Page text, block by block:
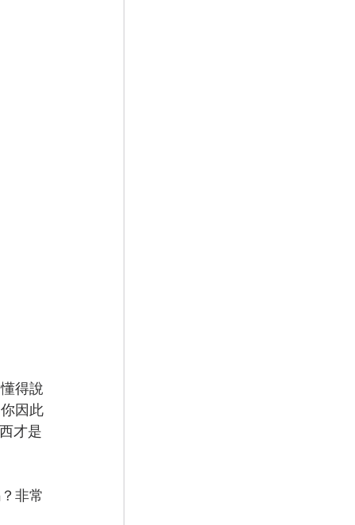
得說
因此
才是
非常